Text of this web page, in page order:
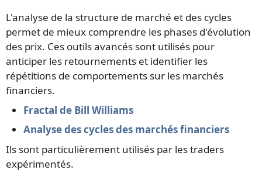
L'analyse de la structure de marché et des cycles
permet de mieux comprendre les phases d'évolution
des prix. Ces outils avancés sont utilisés pour
anticiper les retournements et identifier les
répétitions de comportements sur les marchés
financiers.
Fractal de Bill Williams
Analyse des cycles des marchés financiers
Ils sont particulièrement utilisés par les traders
expérimentés.